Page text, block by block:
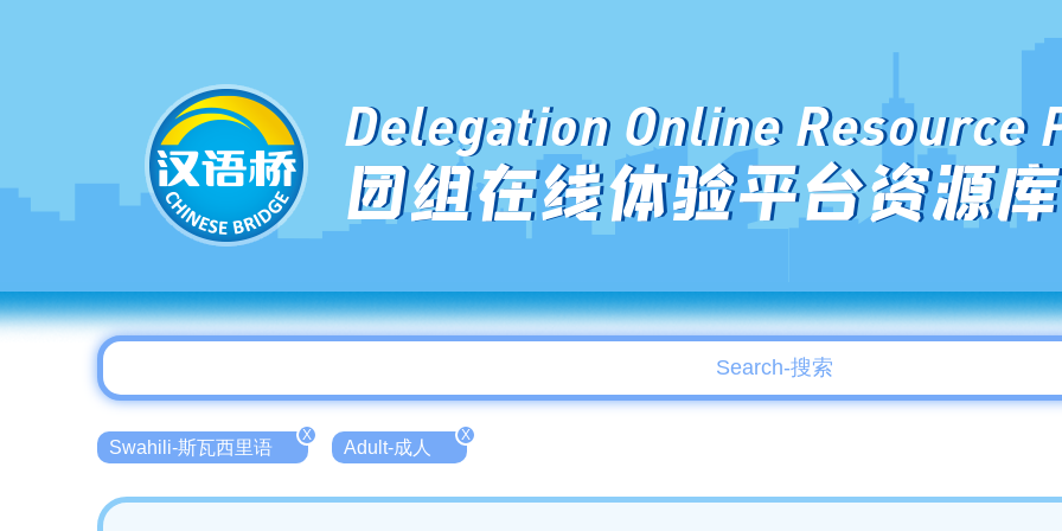
Delegation Online Resource
团组在线体验平台资源库
Swahili-斯瓦西里语
X
Adult-成人
X